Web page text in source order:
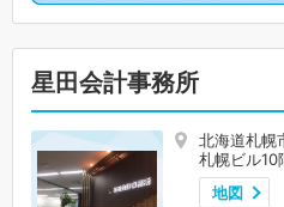
星田会計事務所
北海道札幌
札幌ビル10
地図